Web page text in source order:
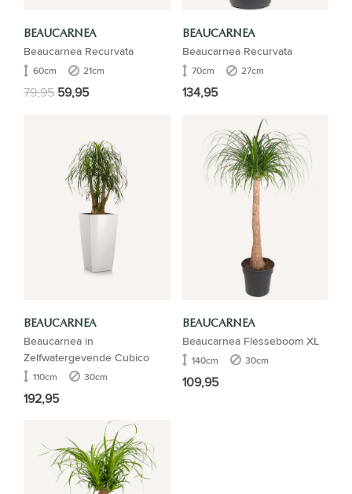
BEAUCARNEA
Beaucarnea Recurvata
60cm 21cm
79,95 59,95
BEAUCARNEA
Beaucarnea Recurvata
70cm 27cm
134,95
BEAUCARNEA
Beaucarnea in
Zelfwatergevende Cubico
110cm 30cm
192,95
BEAUCARNEA
Beaucarnea Flesseboom XL
140cm 30cm
109,95